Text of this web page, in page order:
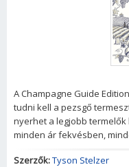
A Champagne Guide
tudni kell a pezsgő
nyerhet a legjobb
minden ár fekvésben,
Szerzők:Tyson Stelzer